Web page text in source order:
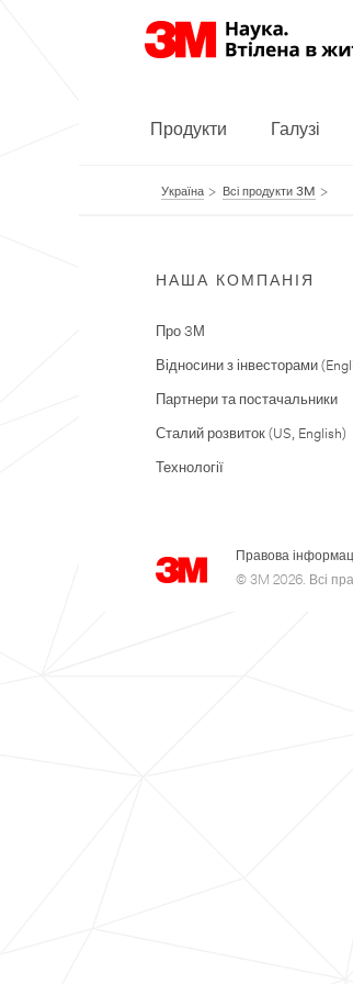
Продукти Галузі
Україна Всі продукти 3M
НАША КОМПАНІЯ
Про 3М
Відносини з інвесторами
Партнери та постачальники
Сталий розвиток (US, English)
Технології
Правова
© 3M 2026. Всі